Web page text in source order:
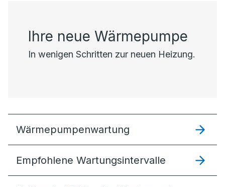
Ihre neue Wärmepumpe
In wenigen Schritten zur neuen Heizung.
Wärmepumpenwartung
Empfohlene Wartungsintervalle